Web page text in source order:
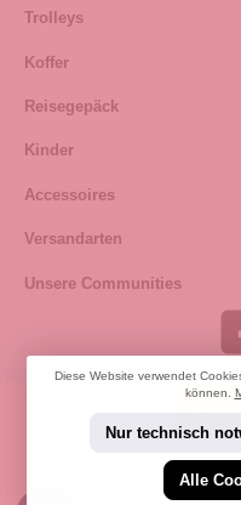
Trolleys
Koffer
Reisegepäck
Kinder
Accessoires
Versandarten
Unsere Communities
* Alle Preise inkl. gesetzl.
Diese Website verwendet
können.
Nur technisch
Alle